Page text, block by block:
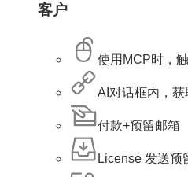
客户
使用MCP时，
AI对话框内，
付款+预留邮箱
License 发送预